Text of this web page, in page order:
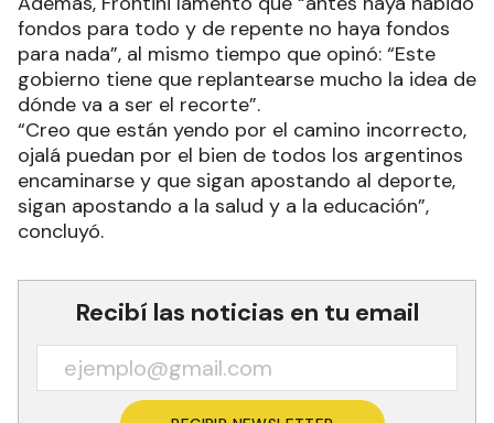
fondos para todo y de repente no haya fondos
para nada”, al mismo tiempo que opinó: “Este
gobierno tiene que replantearse mucho la idea de
dónde va a ser el recorte”.
“Creo que están yendo por el camino incorrecto,
ojalá puedan por el bien de todos los argentinos
encaminarse y que sigan apostando al deporte,
sigan apostando a la salud y a la educación”,
concluyó.
Recibí las noticias en tu email